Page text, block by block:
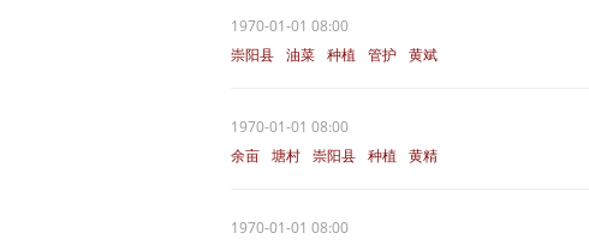
1970-01-01 08:00
崇阳县 油菜 种植 管护 黄斌
1970-01-01 08:00
余亩 塘村 崇阳县 种植 黄精
1970-01-01 08:00